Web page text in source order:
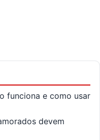
funciona e como usar
devem